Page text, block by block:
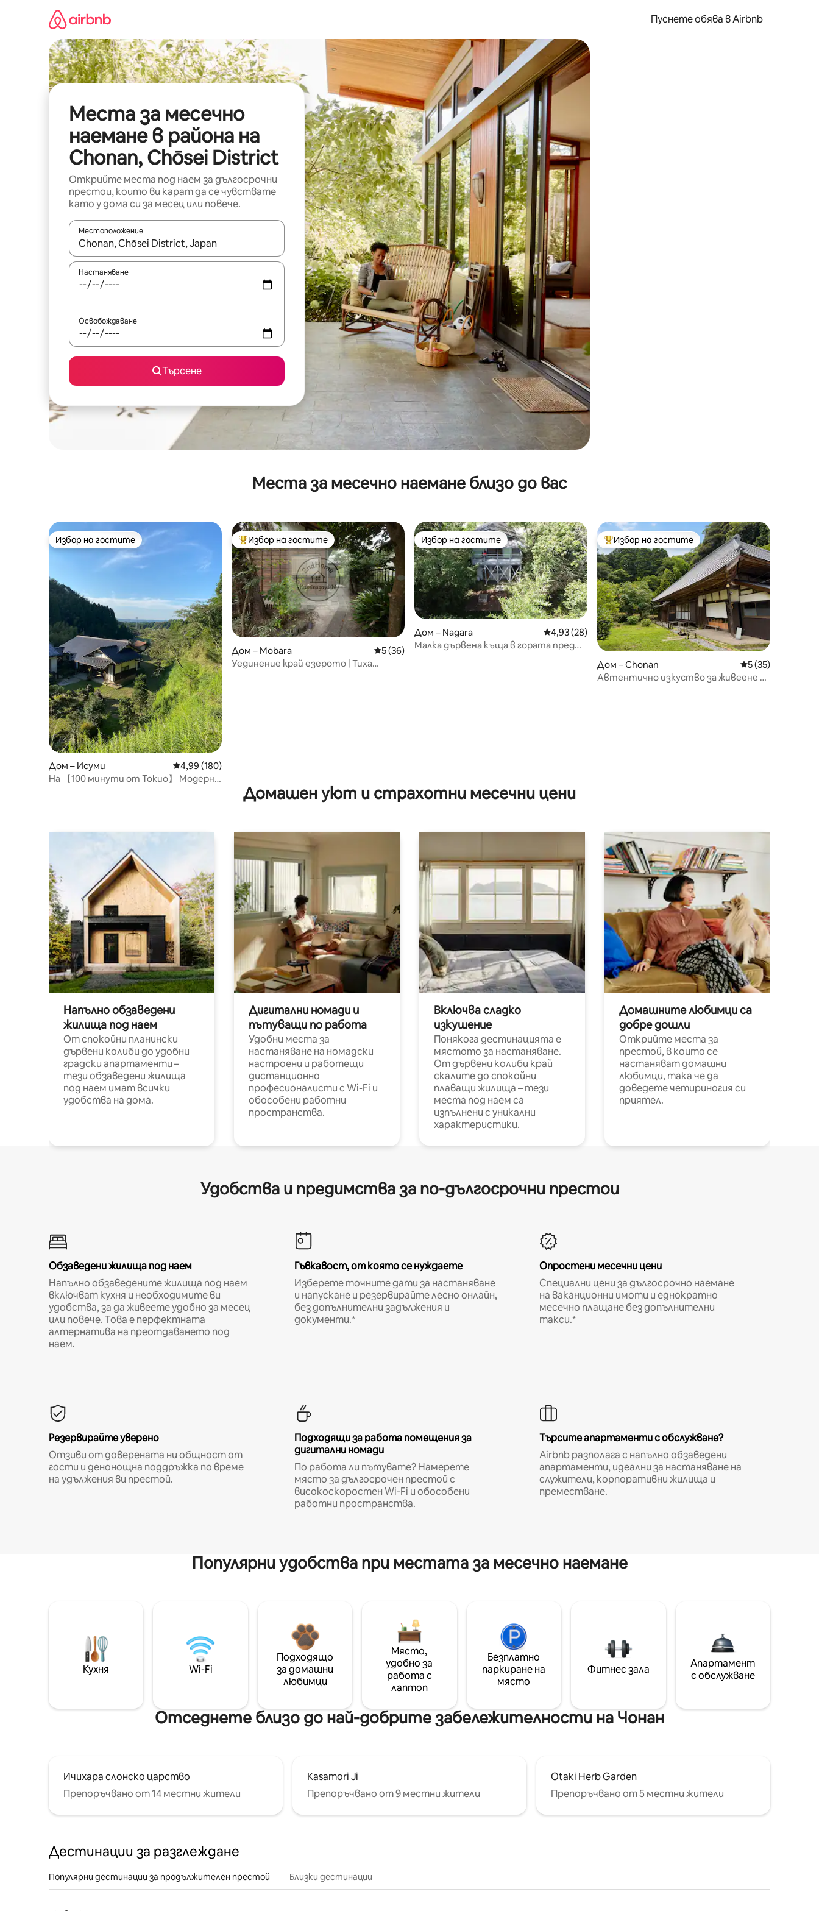
съдържанието
Пуснете обява в Airbnb
Места за месечно
наемане в района на
Chonan, Chōsei District
Открийте места под наем за дългосрочни
престои, които ви карат да се чувствате
като у дома си за месец или повече.
Местоположение
Когато резултатите се покажат, използвайте клавишите със стрелки нагоре и надолу или навигирайте с докосване или плъзгане.
Настаняване
Освобождаване
Търсене
Места за месечно наемане близо до вас
Избор на гостите
Избор на гостите
Дом – Исуми Средна оценка: 4,99 от 5, 180 отзива
4,99 (180)
На 【100 минути от Токио】 Модерна
Най-популярен избор на гостите
Избор на гостите
Дом – Mobara Средна оценка: 5 от 5, 36 отзива
5 (36)
Уединение край езерото | Тиха
Избор на гостите
Избор на гостите
Дом – Nagara Средна оценка: 4,93 от 5, 28 отзива
4,93 (28)
Малка дървена къща в гората пред
Най-популярен избор на гостите
Избор на гостите
Дом – Chonan Средна оценка:
5 (35)
Автентично изкуство за живеене в
Домашен уют и страхотни месечни цени
Напълно обзаведени
жилища под наем
От спокойни планински
дървени колиби до удобни
градски апартаменти –
тези обзаведени жилища
под наем имат всички
удобства на дома.
Дигитални номади и
пътуващи по работа
Удобни места за
настаняване на номадски
настроени и работещи
дистанционно
професионалисти с Wi-Fi и
обособени работни
пространства.
Включва сладко
изкушение
Понякога дестинацията е
мястото за настаняване.
От дървени колиби край
скалите до спокойни
плаващи жилища – тези
места под наем са
изпълнени с уникални
характеристики.
Домашните любимци са
добре дошли
Открийте места за
престой, в които се
настаняват домашни
любимци, така че да
доведете четириногия си
приятел.
Удобства и предимства за по-дългосрочни престои
Обзаведени жилища под наем
Напълно обзаведените жилища под наем
включват кухня и необходимите ви
удобства, за да живеете удобно за месец
или повече. Това е перфектната
алтернатива на преотдаването под
наем.
Гъвкавост, от която се нуждаете
Изберете точните дати за настаняване
и напускане и резервирайте лесно онлайн,
без допълнителни задължения и
документи.*
Опростени месечни цени
Специални цени за дългосрочно наемане
на ваканционни имоти и еднократно
месечно плащане без допълнителни
такси.*
Резервирайте уверено
Отзиви от доверената ни общност от
гости и денонощна поддръжка по време
на удължения ви престой.
Подходящи за работа помещения за
дигитални номади
По работа ли пътувате? Намерете
място за дългосрочен престой с
високоскоростен Wi-Fi и обособени
работни пространства.
Търсите апартаменти с обслужване?
Airbnb разполага с напълно обзаведени
апартаменти, идеални за настаняване на
служители, корпоративни жилища и
преместване.
Популярни удобства при местата за месечно наемане
Кухня Wi-Fi
Подходящо
за домашни
любимци
Място,
удобно за
работа с
лаптоп
Безплатно
паркиране на
място
Фитнес зала
Апартамент
с обслужване
Отседнете близо до най-добрите забележителности на Чонан
Ичихара слонско царство
Препоръчвано от 14 местни жители
Kasamori Ji
Препоръчвано от 9 местни жители
Otaki Herb Garden
Препоръчвано от 5 местни жители
Дестинации за разглеждане
Популярни дестинации за продължителен престой Близки дестинации